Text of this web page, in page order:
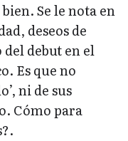
Se le nota en
deseos de
debut en el
Es que no
ni de sus
Cómo para